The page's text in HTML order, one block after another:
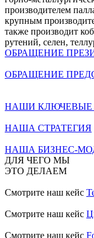
производителем
крупным
также производит
рутений, селен,
ОБРАЩЕНИЕ
ОБРАЩЕНИЕ
НАШИ КЛЮЧЕВЫЕ
НАША СТРАТЕГИЯ
НАША БИЗНЕС-
ДЛЯ ЧЕГО МЫ
ЭТО ДЕЛАЕМ
Смотрите наш кейс
Смотрите наш кейс
Смотрите наш кейс